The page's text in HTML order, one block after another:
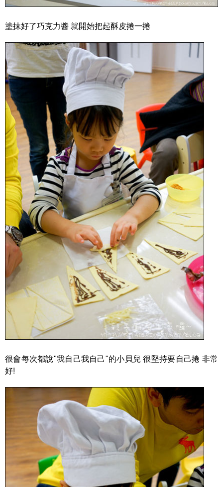
塗抹好了巧克力醬 就開始把起酥皮捲一捲
很會每次都說"我自己我自己"的小貝兒 很堅持要自己捲 非常
好!